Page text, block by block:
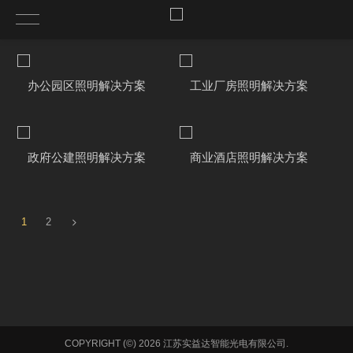
办公园区照明解决方案 工业厂房照明解决方案
政府公建照明解决方案 商业酒店照明解决方案
1 2
COPYRIGHT (©) 2026 江苏实益达智能光电有限公司.